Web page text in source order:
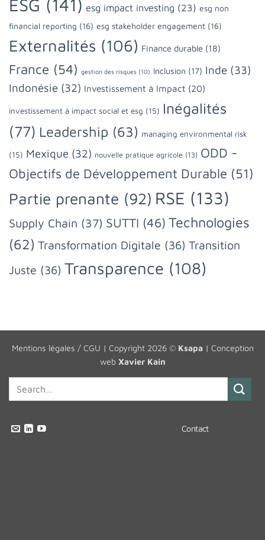
ESG (141) esg impact investing (23) esg non
financial reporting (16) esg stakeholder engagement (16)
Externalités (106) Finance durable (18)
France (54) gestion des risques (10) Inclusion (17) Inde (33)
Indonésie (32) Investissement à Impact (20)
investissement à impact social et esg (15) Inégalités
(77) Leadership (63) managing environmental risk
(15) Mexique (32) nouvelle pratique agricole (13) ODD -
Objectifs de Développement Durable (51)
Partie prenante (92) RSE (133)
Supply Chain (37) SUTTI (46) Technologies
(62) Transformation Digitale (36) Transition
Juste (36) Transparence (108)
Mentions légales / CGU | Copyright 2026 © Ksapa| Conception
web Xavier Kain
Contact